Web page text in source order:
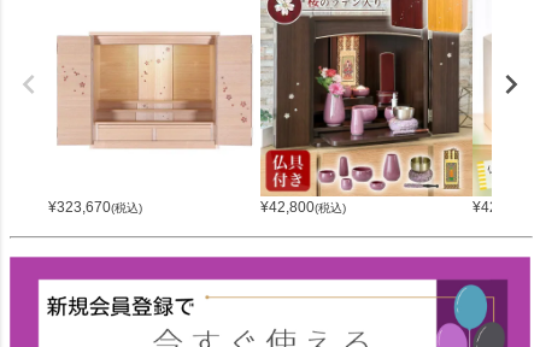
¥323,670(税込) ¥42,800(税込) ¥42,800